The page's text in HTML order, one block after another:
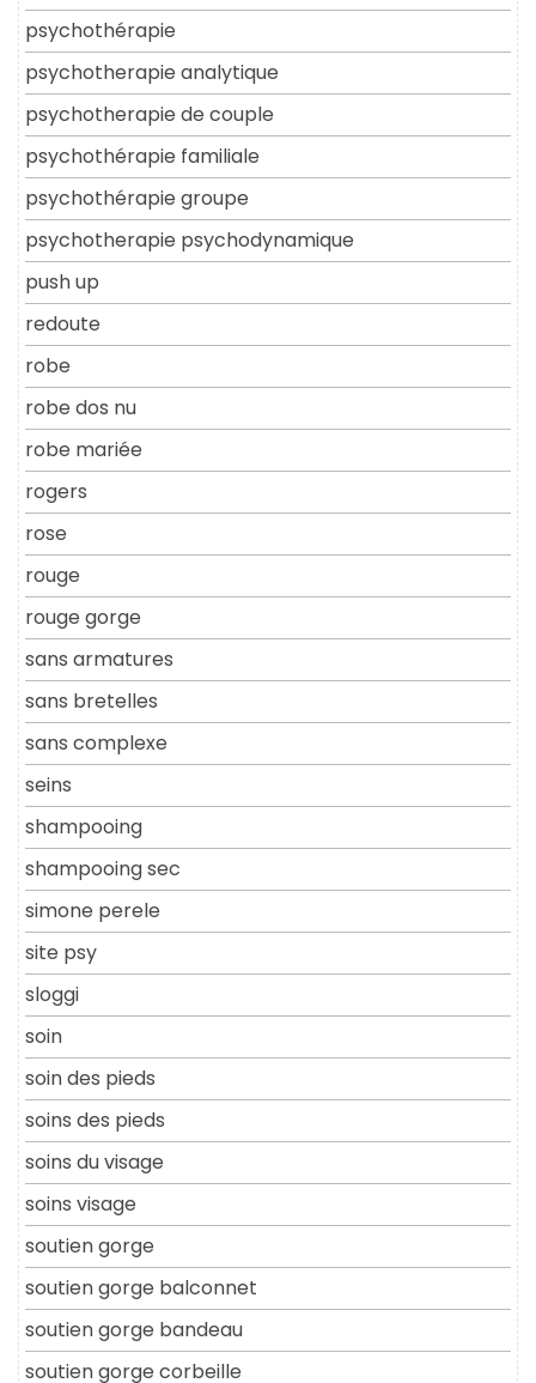
psychothérapie
psychotherapie analytique
psychotherapie de couple
psychothérapie familiale
psychothérapie groupe
psychotherapie psychodynamique
push up
redoute
robe
robe dos nu
robe mariée
rogers
rose
rouge
rouge gorge
sans armatures
sans bretelles
sans complexe
seins
shampooing
shampooing sec
simone perele
site psy
sloggi
soin
soin des pieds
soins des pieds
soins du visage
soins visage
soutien gorge
soutien gorge balconnet
soutien gorge bandeau
soutien gorge corbeille